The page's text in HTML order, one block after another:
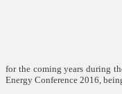
for the coming years during
Energy Conference 2016,